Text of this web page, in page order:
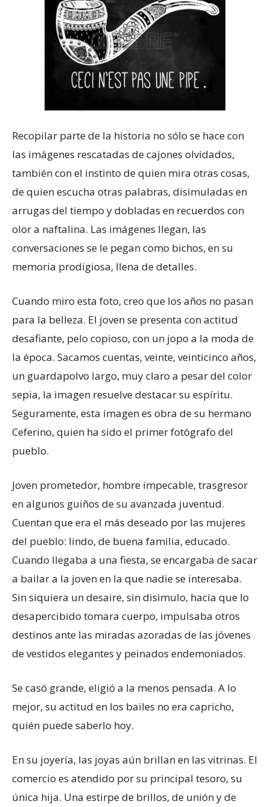
Recopilar parte de la historia no sólo se hace con
las imágenes rescatadas de cajones olvidados,
también con el instinto de quien mira otras cosas,
de quien escucha otras palabras, disimuladas en
arrugas del tiempo y dobladas en recuerdos con
olor a naftalina. Las imágenes llegan, las
conversaciones se le pegan como bichos, en su
memoria prodigiosa, llena de detalles.
Cuando miro esta foto, creo que los años no pasan
para la belleza. El joven se presenta con actitud
desafiante, pelo copioso, con un jopo a la moda de
la época. Sacamos cuentas, veinte, veinticinco años,
un guardapolvo largo, muy claro a pesar del color
sepia, la imagen resuelve destacar su espíritu.
Seguramente, esta imagen es obra de su hermano
Ceferino, quien ha sido el primer fotógrafo del
pueblo.
Joven prometedor, hombre impecable, trasgresor
en algunos guiños de su avanzada juventud.
Cuentan que era el más deseado por las mujeres
del pueblo: lindo, de buena familia, educado.
Cuando llegaba a una fiesta, se encargaba de sacar
a bailar a la joven en la que nadie se interesaba.
Sin siquiera un desaire, sin disimulo, hacía que lo
desapercibido tomara cuerpo, impulsaba otros
destinos ante las miradas azoradas de las jóvenes
de vestidos elegantes y peinados endemoniados.
Se casó grande, eligió a la menos pensada. A lo
mejor, su actitud en los bailes no era capricho,
quién puede saberlo hoy.
En su joyería, las joyas aún brillan en las vitrinas. El
comercio es atendido por su principal tesoro, su
única hija. Una estirpe de brillos, de unión y de